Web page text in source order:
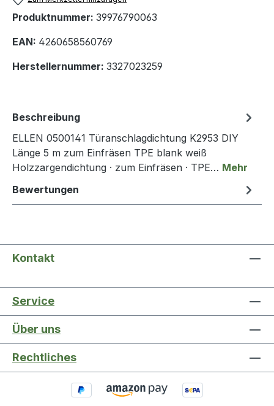
Produktnummer: 39976790063
EAN: 4260658560769
Herstellernummer: 3327023259
Beschreibung
ELLEN 0500141 Türanschlagdichtung K2953 DIY
Länge 5 m zum Einfräsen TPE blank weiß
Holzzargendichtung · zum Einfräsen · TPE… Mehr
Bewertungen
Kontakt
Service
Über uns
Rechtliches